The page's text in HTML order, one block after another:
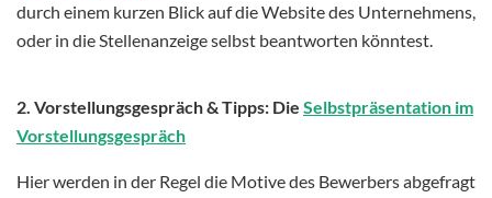
durch einem kurzen Blick auf die Website des Unternehmens,
oder in die Stellenanzeige selbst beantworten könntest.
2. Vorstellungsgespräch & Tipps: Die Selbstpräsentation im
Vorstellungsgespräch
Hier werden in der Regel die Motive des Bewerbers abgefragt